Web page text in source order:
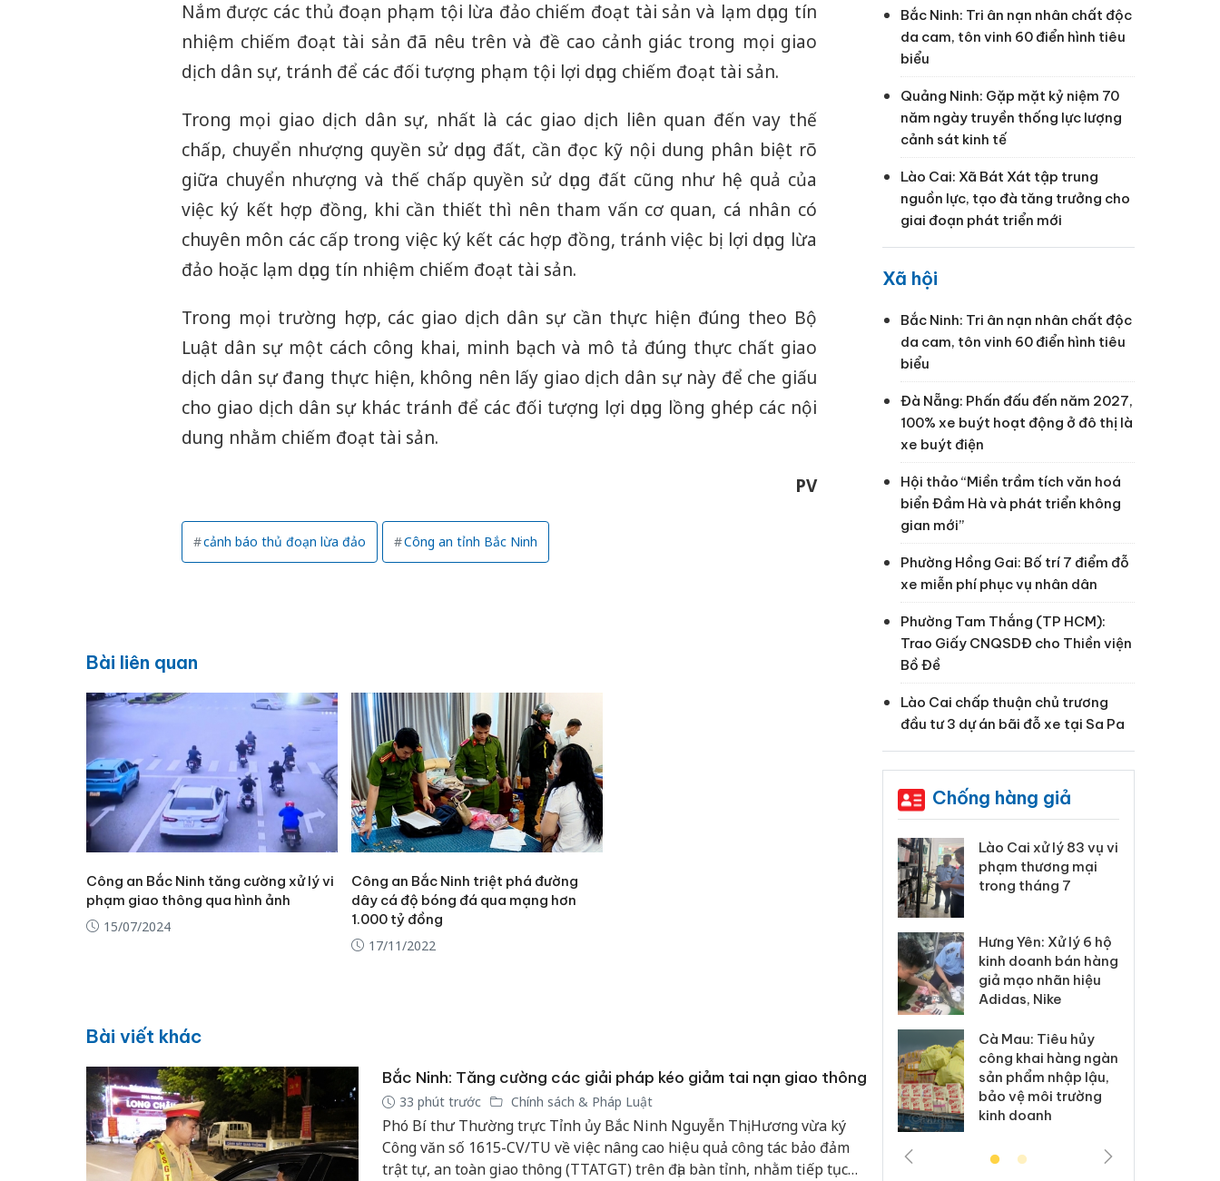
Nắm được các thủ đoạn phạm tội lừa đảo chiếm đoạt tài sản và lạm dụng tín
nhiệm chiếm đoạt tài sản đã nêu trên và đề cao cảnh giác trong mọi giao
dịch dân sự, tránh để các đối tượng phạm tội lợi dụng chiếm đoạt tài sản.
Trong mọi giao dịch dân sự, nhất là các giao dịch liên quan đến vay thế
chấp, chuyển nhượng quyền sử dụng đất, cần đọc kỹ nội dung phân biệt rõ
giữa chuyển nhượng và thế chấp quyền sử dụng đất cũng như hệ quả của
việc ký kết hợp đồng, khi cần thiết thì nên tham vấn cơ quan, cá nhân có
chuyên môn các cấp trong việc ký kết các hợp đồng, tránh việc bị lợi dụng lừa
đảo hoặc lạm dụng tín nhiệm chiếm đoạt tài sản.
Trong mọi trường hợp, các giao dịch dân sự cần thực hiện đúng theo Bộ
Luật dân sự một cách công khai, minh bạch và mô tả đúng thực chất giao
dịch dân sự đang thực hiện, không nên lấy giao dịch dân sự này để che giấu
cho giao dịch dân sự khác tránh để các đối tượng lợi dụng lồng ghép các nội
dung nhằm chiếm đoạt tài sản.
PV
cảnh báo thủ đoạn lừa đảo Công an tỉnh Bắc Ninh
Bài liên quan
Công an Bắc Ninh tăng cường xử lý vi
phạm giao thông qua hình ảnh
15/07/2024
Công an Bắc Ninh triệt phá đường
dây cá độ bóng đá qua mạng hơn
1.000 tỷ đồng
17/11/2022
Bài viết khác
Bắc Ninh: Tăng cường các giải pháp kéo giảm tai nạn giao thông
33 phút trước Chính sách & Pháp Luật
Phó Bí thư Thường trực Tỉnh ủy Bắc Ninh Nguyễn Thị Hương vừa ký
Công văn số 1615-CV/TU về việc nâng cao hiệu quả công tác bảo đảm
trật tự, an toàn giao thông (TTATGT) trên địa bàn tỉnh, nhằm tiếp tục
Bắc Ninh: Tri ân nạn nhân chất độc
da cam, tôn vinh 60 điển hình tiêu
biểu
Quảng Ninh: Gặp mặt kỷ niệm 70
năm ngày truyền thống lực lượng
cảnh sát kinh tế
Lào Cai: Xã Bát Xát tập trung
nguồn lực, tạo đà tăng trưởng cho
giai đoạn phát triển mới
Xã hội
Bắc Ninh: Tri ân nạn nhân chất độc
da cam, tôn vinh 60 điển hình tiêu
biểu
Đà Nẵng: Phấn đấu đến năm 2027,
100% xe buýt hoạt động ở đô thị là
xe buýt điện
Hội thảo “Miền trầm tích văn hoá
biển Đầm Hà và phát triển không
gian mới”
Phường Hồng Gai: Bố trí 7 điểm đỗ
xe miễn phí phục vụ nhân dân
Phường Tam Thắng (TP HCM):
Trao Giấy CNQSDĐ cho Thiền viện
Bồ Đề
Lào Cai chấp thuận chủ trương
đầu tư 3 dự án bãi đỗ xe tại Sa Pa
Chống hàng giả
bán hàng giả tại Phú
Lào Cai xử lý 83 vụ vi
phạm thương mại
trong tháng 7
Hưng Yên: Xử lý 6 hộ
kinh doanh bán hàng
giả mạo nhãn hiệu
Adidas, Nike
Cà Mau: Tiêu hủy
công khai hàng ngàn
sản phẩm nhập lậu,
bảo vệ môi trường
kinh doanh